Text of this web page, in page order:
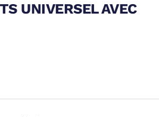
UNIVERSEL AVEC